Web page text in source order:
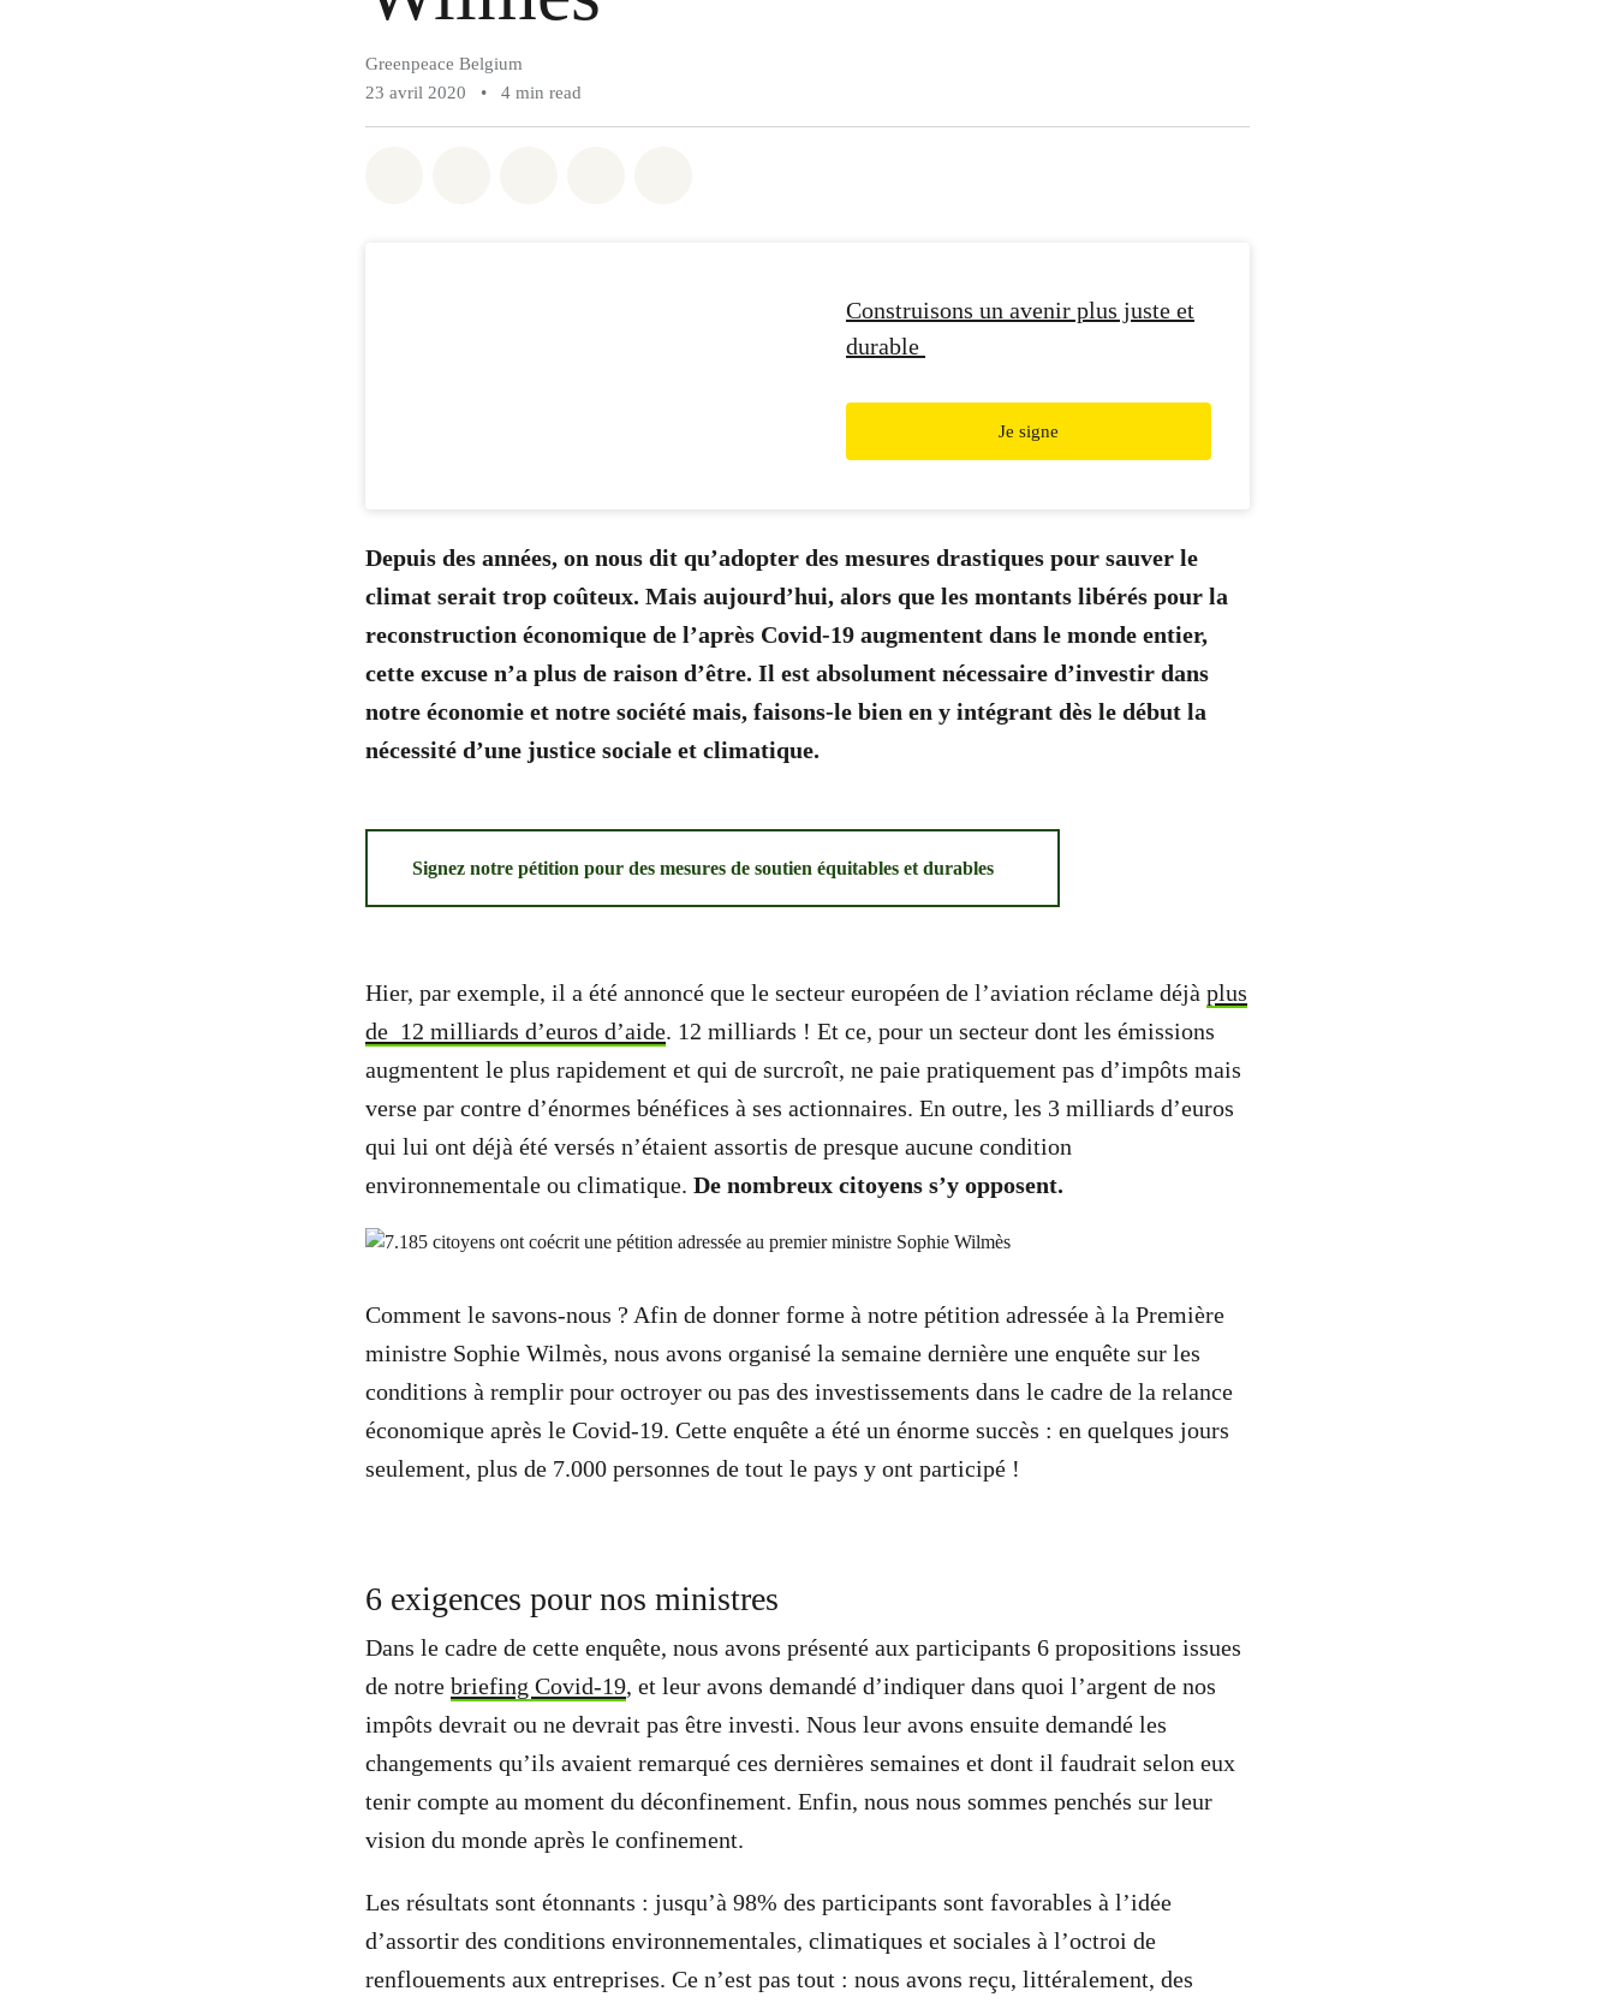
Greenpeace Belgium
23 avril 2020
• 4 min read
Construisons un avenir plus juste et
durable
Je signe
Depuis des années, on nous dit qu’adopter des mesures drastiques pour sauver le
climat serait trop coûteux. Mais aujourd’hui, alors que les montants libérés pour la
reconstruction économique de l’après Covid-19 augmentent dans le monde entier,
cette excuse n’a plus de raison d’être. Il est absolument nécessaire d’investir dans
notre économie et notre société mais, faisons-le bien en y intégrant dès le début la
nécessité d’une justice sociale et climatique.
Signez notre pétition pour des mesures de soutien équitables et durables
Hier, par exemple, il a été annoncé que le secteur européen de l’aviation réclame déjà plus
de 12 milliards d’euros d’aide. 12 milliards ! Et ce, pour un secteur dont les émissions
augmentent le plus rapidement et qui de surcroît, ne paie pratiquement pas d’impôts mais
verse par contre d’énormes bénéfices à ses actionnaires. En outre, les 3 milliards d’euros
qui lui ont déjà été versés n’étaient assortis de presque aucune condition
environnementale ou climatique. De nombreux citoyens s’y opposent.
Comment le savons-nous ? Afin de donner forme à notre pétition adressée à la Première
ministre Sophie Wilmès, nous avons organisé la semaine dernière une enquête sur les
conditions à remplir pour octroyer ou pas des investissements dans le cadre de la relance
économique après le Covid-19. Cette enquête a été un énorme succès : en quelques jours
seulement, plus de 7.000 personnes de tout le pays y ont participé !
6 exigences pour nos ministres
Dans le cadre de cette enquête, nous avons présenté aux participants 6 propositions issues
de notre briefing Covid-19, et leur avons demandé d’indiquer dans quoi l’argent de nos
impôts devrait ou ne devrait pas être investi. Nous leur avons ensuite demandé les
changements qu’ils avaient remarqué ces dernières semaines et dont il faudrait selon eux
tenir compte au moment du déconfinement. Enfin, nous nous sommes penchés sur leur
vision du monde après le confinement.
Les résultats sont étonnants : jusqu’à 98% des participants sont favorables à l’idée
d’assortir des conditions environnementales, climatiques et sociales à l’octroi de
renflouements aux entreprises. Ce n’est pas tout : nous avons reçu, littéralement, des